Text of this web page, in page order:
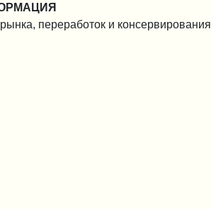
переработок и консервирования.